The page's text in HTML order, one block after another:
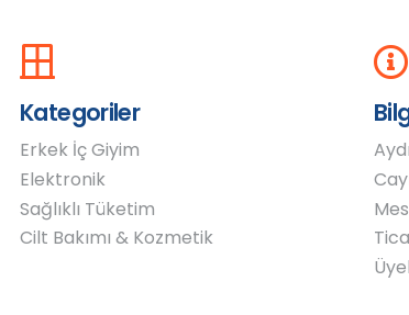
Kategoriler
Erkek İç Giyim
Elektronik
Sağlıklı Tüketim
Cilt Bakımı & Kozmetik